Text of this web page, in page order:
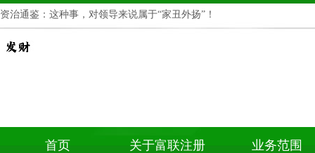
资治通鉴：这种事，对领导来说属于“家丑外扬”！
首页 关于富联注册 业务范围